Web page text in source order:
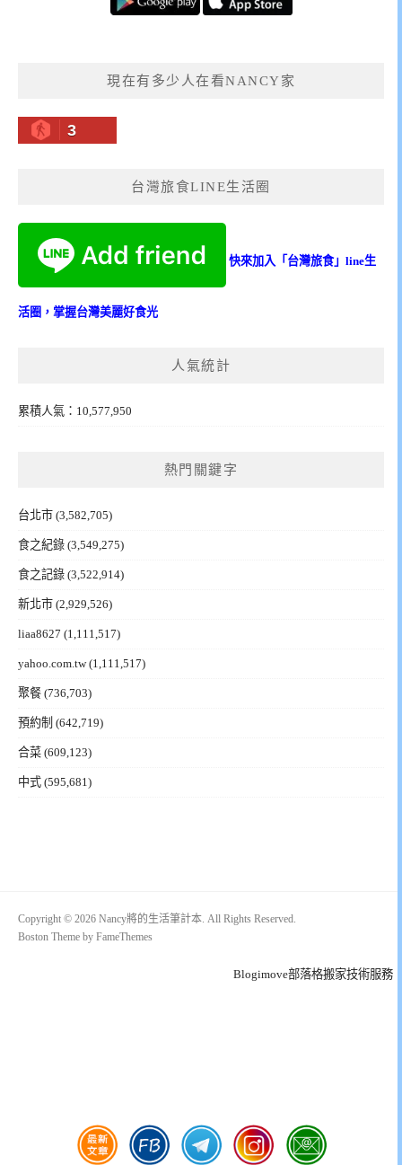
現在有多少人在看NANCY家
3
台灣旅食LINE生活圈
快來加入「台灣旅食」line生
活圈，掌握台灣美麗好食光
人氣統計
累積人氣：10,577,950
熱門關鍵字
台北市 (3,582,705)
食之紀錄 (3,549,275)
食之記錄 (3,522,914)
新北市 (2,929,526)
liaa8627 (1,111,517)
yahoo.com.tw(1,111,517)
聚餐 (736,703)
預約制 (642,719)
合菜 (609,123)
中式 (595,681)
Copyright © 2026 Nancy將的生活筆計本. All Rights Reserved.
Boston Theme by FameThemes
Blogimove部落格搬家技術服務